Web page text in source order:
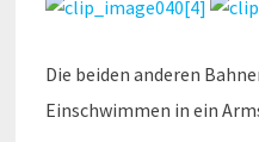
Die beiden anderen
Einschwimmen in ein